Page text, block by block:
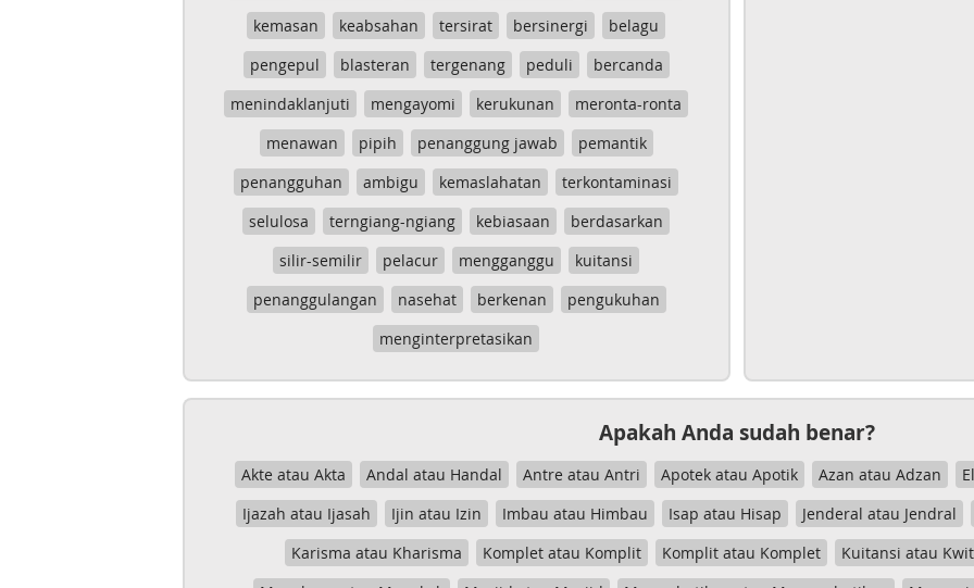
kemasan
keabsahan tersirat bersinergi
belagu
pengepul
blasteran tergenang peduli
bercanda
menindaklanjuti
mengayomi kerukunan
meronta-ronta
menawan
pipih penanggung jawab
pemantik
penangguhan
ambigu kemaslahatan
terkontaminasi
selulosa
terngiang-ngiang kebiasaan
berdasarkan
silir-semilir
pelacur mengganggu
kuitansi
penanggulangan
nasehat berkenan
pengukuhan
menginterpretasikan
Apakah Anda sudah benar?
Akte atau Akta Andal atau Handal Antre atau Antri Apotek atau Apotik Azan atau Adzan
Ijazah atau Ijasah
Ijin atau Izin Imbau atau Himbau Isap atau Hisap Jenderal atau Jendral
Karisma atau Kharisma
Komplet atau Komplit Komplit atau Komplet Kuitansi atau